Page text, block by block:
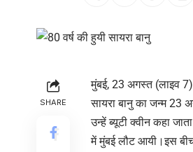
SHARE
मुंबई, 23 अगस्त (लाइव 7)
सायरा बानु का जन्म 23
उन्हें ब्यूटी क्वीन कहा
में मुंबई लौट आयी।इस बीच